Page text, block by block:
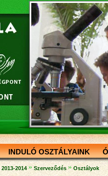
INDULÓ OSZTÁLYAINK
2013-2014 » Szerveződés » Osztályok